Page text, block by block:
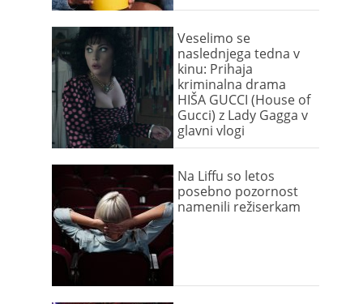
Veselimo se
naslednjega tedna v
kinu: Prihaja
kriminalna drama
HIŠA GUCCI (House of
Gucci) z Lady Gagga v
glavni vlogi
Na Liffu so letos
posebno pozornost
namenili režiserkam